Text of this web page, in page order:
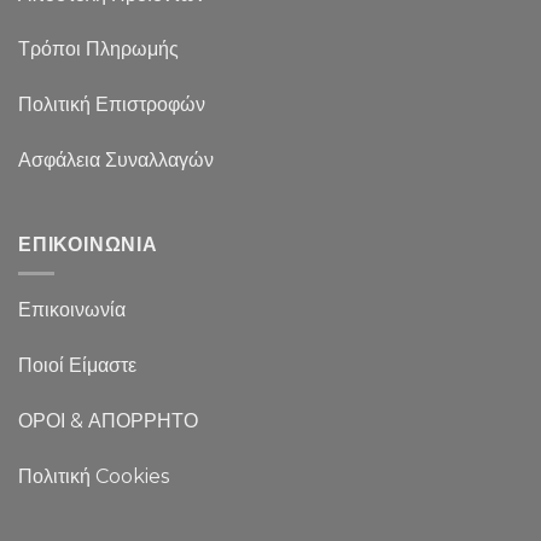
Τρόποι Πληρωμής
Πολιτική Επιστροφών
Ασφάλεια Συναλλαγών
ΕΠΙΚΟΙΝΩΝΙΑ
Επικοινωνία
Ποιοί Είμαστε
ΟΡΟΙ & ΑΠΟΡΡΗΤΟ
Πολιτική Cookies